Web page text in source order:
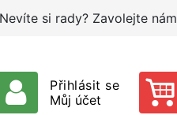
Nevíte si rady? Zavolejte nám
Přihlásit se
Můj účet